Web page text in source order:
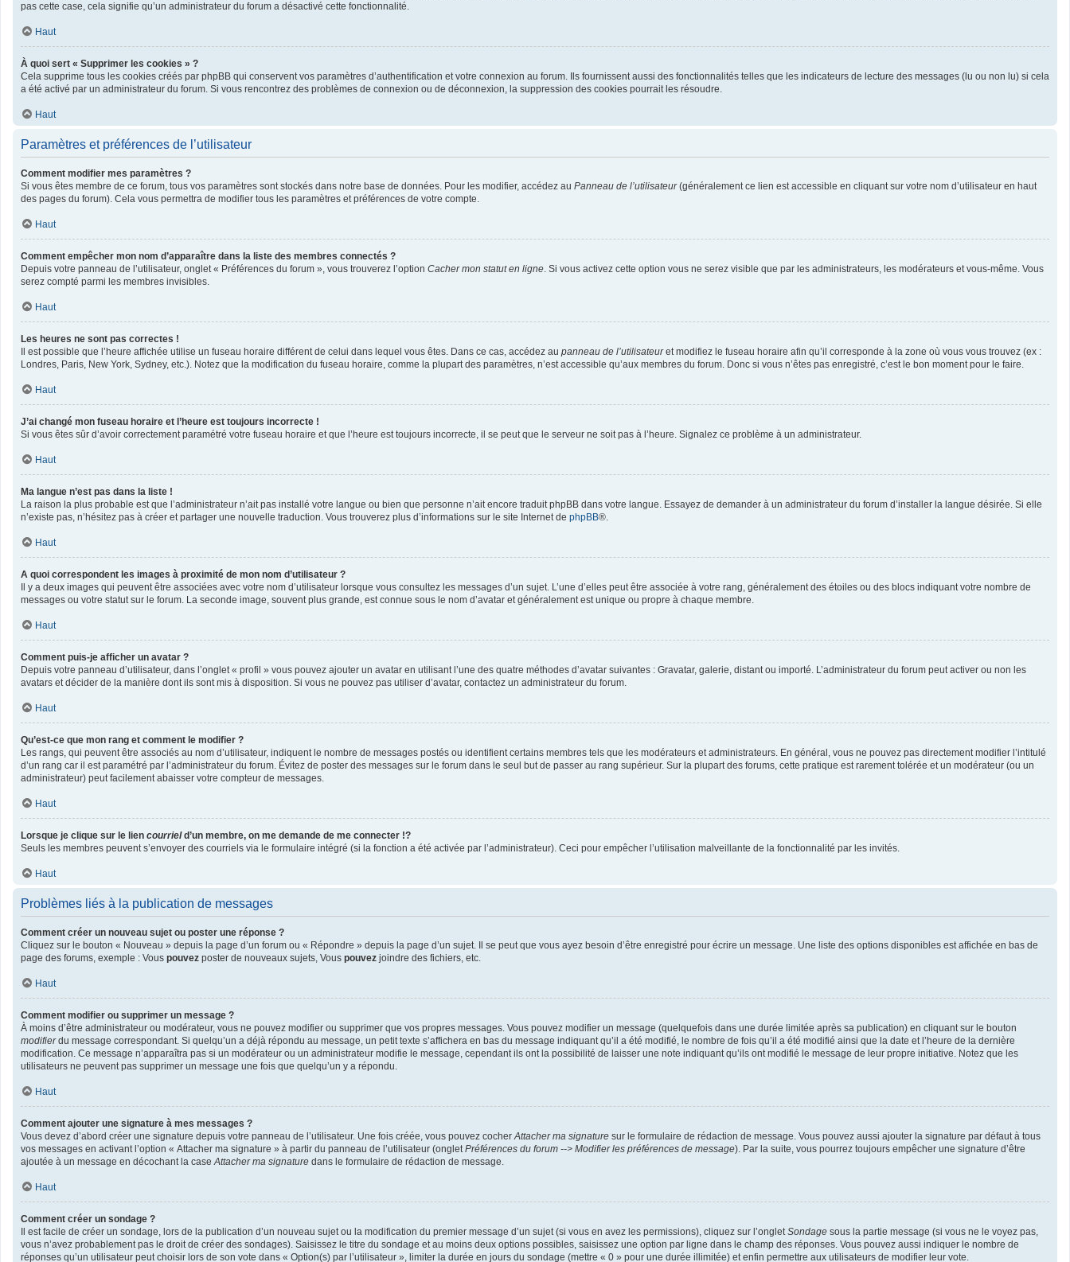
pas cette case, cela signifie qu’un administrateur du forum a désactivé cette fonctionnalité.
Haut
À quoi sert « Supprimer les cookies » ?
Cela supprime tous les cookies créés par phpBB qui conservent vos paramètres d’authentification et votre connexion au forum. Ils fournissent aussi des fonctionnalités telles que les indicateurs de lecture des messages (lu ou non lu) si cela
a été activé par un administrateur du forum. Si vous rencontrez des problèmes de connexion ou de déconnexion, la suppression des cookies pourrait les résoudre.
Haut
Paramètres et préférences de l’utilisateur
Comment modifier mes paramètres ?
Si vous êtes membre de ce forum, tous vos paramètres sont stockés dans notre base de données. Pour les modifier, accédez au Panneau de l’utilisateur(généralement ce lien est accessible en cliquant sur votre nom d’utilisateur en haut
des pages du forum). Cela vous permettra de modifier tous les paramètres et préférences de votre compte.
Haut
Comment empêcher mon nom d’apparaître dans la liste des membres connectés ?
Depuis votre panneau de l’utilisateur, onglet « Préférences du forum », vous trouverez l’option Cacher mon statut en ligne. Si vous activez cette option vous ne serez visible que par les administrateurs, les modérateurs et vous-même. Vous
serez compté parmi les membres invisibles.
Haut
Les heures ne sont pas correctes !
Il est possible que l’heure affichée utilise un fuseau horaire différent de celui dans lequel vous êtes. Dans ce cas, accédez au panneau de l’utilisateuret modifiez le fuseau horaire afin qu’il corresponde à la zone où vous vous trouvez (ex :
Londres, Paris, New York, Sydney, etc.). Notez que la modification du fuseau horaire, comme la plupart des paramètres, n’est accessible qu’aux membres du forum. Donc si vous n’êtes pas enregistré, c’est le bon moment pour le faire.
Haut
J’ai changé mon fuseau horaire et l’heure est toujours incorrecte !
Si vous êtes sûr d’avoir correctement paramétré votre fuseau horaire et que l’heure est toujours incorrecte, il se peut que le serveur ne soit pas à l’heure. Signalez ce problème à un administrateur.
Haut
Ma langue n’est pas dans la liste !
La raison la plus probable est que l’administrateur n’ait pas installé votre langue ou bien que personne n’ait encore traduit phpBB dans votre langue. Essayez de demander à un administrateur du forum d’installer la langue désirée. Si elle
n’existe pas, n’hésitez pas à créer et partager une nouvelle traduction. Vous trouverez plus d’informations sur le site Internet de phpBB®.
Haut
A quoi correspondent les images à proximité de mon nom d’utilisateur ?
Il y a deux images qui peuvent être associées avec votre nom d’utilisateur lorsque vous consultez les messages d’un sujet. L’une d’elles peut être associée à votre rang, généralement des étoiles ou des blocs indiquant votre nombre de
messages ou votre statut sur le forum. La seconde image, souvent plus grande, est connue sous le nom d’avatar et généralement est unique ou propre à chaque membre.
Haut
Comment puis-je afficher un avatar ?
Depuis votre panneau d’utilisateur, dans l’onglet « profil » vous pouvez ajouter un avatar en utilisant l’une des quatre méthodes d’avatar suivantes : Gravatar, galerie, distant ou importé. L’administrateur du forum peut activer ou non les
avatars et décider de la manière dont ils sont mis à disposition. Si vous ne pouvez pas utiliser d’avatar, contactez un administrateur du forum.
Haut
Qu’est-ce que mon rang et comment le modifier ?
Les rangs, qui peuvent être associés au nom d’utilisateur, indiquent le nombre de messages postés ou identifient certains membres tels que les modérateurs et administrateurs. En général, vous ne pouvez pas directement modifier l’intitulé
d’un rang car il est paramétré par l’administrateur du forum. Évitez de poster des messages sur le forum dans le seul but de passer au rang supérieur. Sur la plupart des forums, cette pratique est rarement tolérée et un modérateur (ou un
administrateur) peut facilement abaisser votre compteur de messages.
Haut
Lorsque je clique sur le lien courrield’un membre, on me demande de me connecter !?
Seuls les membres peuvent s’envoyer des courriels via le formulaire intégré (si la fonction a été activée par l’administrateur). Ceci pour empêcher l’utilisation malveillante de la fonctionnalité par les invités.
Haut
Problèmes liés à la publication de messages
Comment créer un nouveau sujet ou poster une réponse ?
Cliquez sur le bouton « Nouveau » depuis la page d’un forum ou « Répondre » depuis la page d’un sujet. Il se peut que vous ayez besoin d’être enregistré pour écrire un message. Une liste des options disponibles est affichée en bas de
page des forums, exemple : Vous pouvez poster de nouveaux sujets, Vous pouvez joindre des fichiers, etc.
Haut
Comment modifier ou supprimer un message ?
À moins d’être administrateur ou modérateur, vous ne pouvez modifier ou supprimer que vos propres messages. Vous pouvez modifier un message (quelquefois dans une durée limitée après sa publication) en cliquant sur le bouton
modifierdu message correspondant. Si quelqu’un a déjà répondu au message, un petit texte s’affichera en bas du message indiquant qu’il a été modifié, le nombre de fois qu’il a été modifié ainsi que la date et l’heure de la dernière
modification. Ce message n’apparaîtra pas si un modérateur ou un administrateur modifie le message, cependant ils ont la possibilité de laisser une note indiquant qu’ils ont modifié le message de leur propre initiative. Notez que les
utilisateurs ne peuvent pas supprimer un message une fois que quelqu’un y a répondu.
Haut
Comment ajouter une signature à mes messages ?
Vous devez d’abord créer une signature depuis votre panneau de l’utilisateur. Une fois créée, vous pouvez cocherAttacher ma signature sur le formulaire de rédaction de message. Vous pouvez aussi ajouter la signature par défaut à tous
vos messages en activant l’option « Attacher ma signature » à partir du panneau de l’utilisateur (ongletPréférences du forum --> Modifier les préférences de message). Par la suite, vous pourrez toujours empêcher une signature d’être
ajoutée à un message en décochant la caseAttacher ma signature dans le formulaire de rédaction de message.
Haut
Comment créer un sondage ?
Il est facile de créer un sondage, lors de la publication d’un nouveau sujet ou la modification du premier message d’un sujet (si vous en avez les permissions), cliquez sur l’ongletSondage sous la partie message (si vous ne le voyez pas,
vous n’avez probablement pas le droit de créer des sondages). Saisissez le titre du sondage et au moins deux options possibles, saisissez une option par ligne dans le champ des réponses. Vous pouvez aussi indiquer le nombre de
réponses qu’un utilisateur peut choisir lors de son vote dans « Option(s) par l’utilisateur », limiter la durée en jours du sondage (mettre « 0 » pour une durée illimitée) et enfin permettre aux utilisateurs de modifier leur vote.